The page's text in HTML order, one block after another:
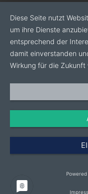
Diese Seite nutzt
um ihre Dienste
entsprechend der
damit einverstanden
Wirkung für die
Powered